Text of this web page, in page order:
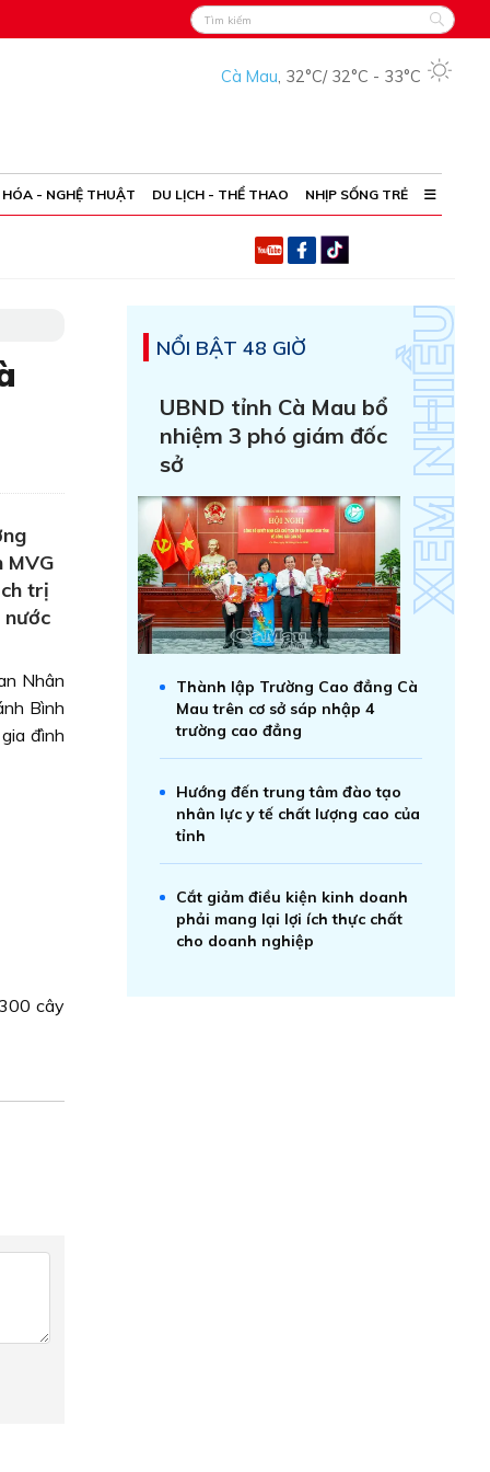
Cà Mau, 32°C/ 32°C - 33°C
- NGHỆ THUẬT DU LỊCH - THỂ THAO NHỊP SỐNG TRẺ
MVG
trị
Nhân
Bình
đình
cây
NỔI BẬT 48 GIỜ
UBND tỉnh Cà Mau bổ
nhiệm 3 phó giám đốc
sở
Thành lập Trường Cao đẳng Cà
Mau trên cơ sở sáp nhập 4
trường cao đẳng
Hướng đến trung tâm đào tạo
nhân lực y tế chất lượng cao của
tỉnh
Cắt giảm điều kiện kinh doanh
phải mang lại lợi ích thực chất
cho doanh nghiệp